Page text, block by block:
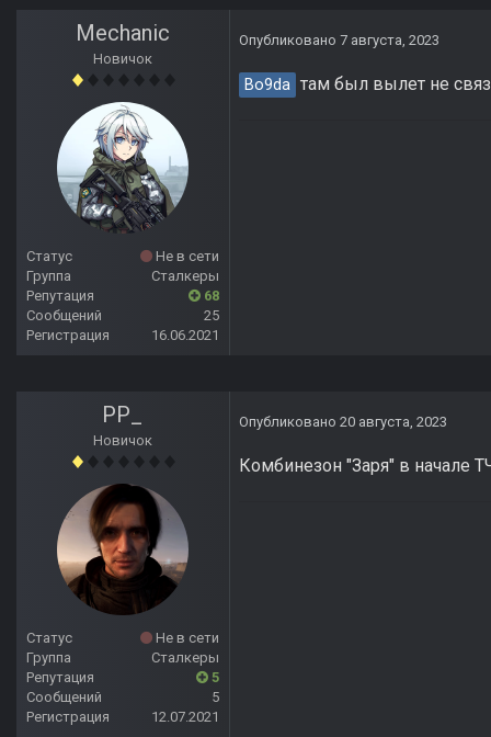
Mechanic
Новичок
Статус
Не в сети
Группа
Сталкеры
Репутация
68
Сообщений
25
Регистрация
16.06.2021
Опубликовано 7 августа, 2023
Bo9da там был вылет не
PP_
Новичок
Статус
Не в сети
Группа
Сталкеры
Репутация
5
Сообщений
5
Регистрация
12.07.2021
Опубликовано 20 августа, 2023
Комбинезон "Заря" в начале